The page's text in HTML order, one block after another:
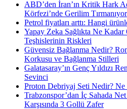
ABD’den İran’ın Kritik Hark
Körfezi’nde Gerilim Tırmanıyor
Petrol fiyatları arttı: Hangi
Yapay Zeka Sağlıkta Ne
Teşhislerinin Riskleri
Güvensiz Bağlanma Nedir?
Korkusu ve Bağlanma Stilleri
Galatasaray’ın Genç Yıldızı
Sevinci
Proton Debriyaj Seti Nedir? Ne
Trabzonspor’dan İç Sahada
Karşısında 3 Gollü Zafer